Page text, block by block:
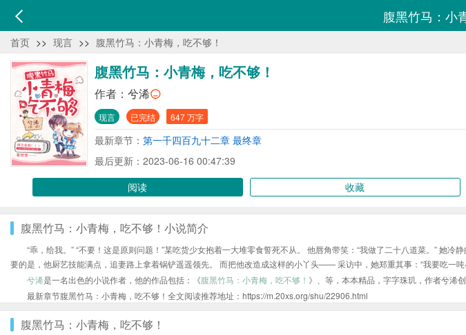
腹黑竹马：小
首页 >> 现言 >> 腹黑竹马：小青梅，吃不够！
腹黑竹马：小青梅，吃不够！
作者： 兮浠
现言 已完结 647 万字
最新章节： 第一千四百九十二章 最终章
最后更新：2023-06-16 00:47:39
阅读
收藏
腹黑竹马：小青梅，吃不够！小说简介
“乖，给我。” “不要！这是原则问题！”某吃货少女抱着一大堆零食誓死不从。 他唇角带笑：“我做了二十八道菜。”
要的是，他厨艺技能满点，追妻路上拿着锅铲遥遥领先。 而把他改造成这样的小丫头—— 采访中，她郑重其事：“我要吃一吨
兮浠是一名出色的小说作者，他的作品包括：《腹黑竹马：小青梅，吃不够！ 》、等，本本精品，字字珠玑，作者兮浠
最新章节腹黑竹马：小青梅，吃不够！全文阅读推荐地址：https://m.20xs.org/shu/22906.html
腹黑竹马：小青梅，吃不够！